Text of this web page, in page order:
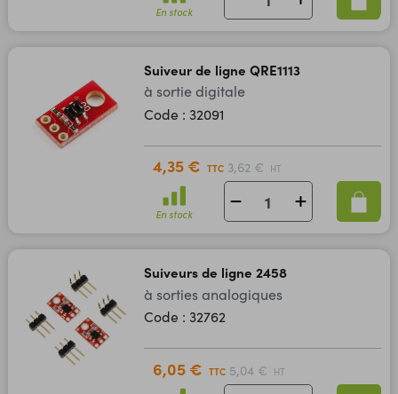
En stock
Suiveur de ligne QRE1113
à sortie digitale
Code : 32091
4,35 € TTC 3,62 € HT
En stock
Suiveurs de ligne 2458
à sorties analogiques
Code : 32762
6,05 € TTC 5,04 € HT